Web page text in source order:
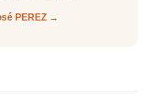
PEREZ →